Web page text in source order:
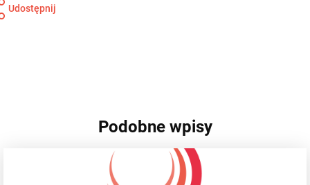
Udostępnij
Podobne wpisy